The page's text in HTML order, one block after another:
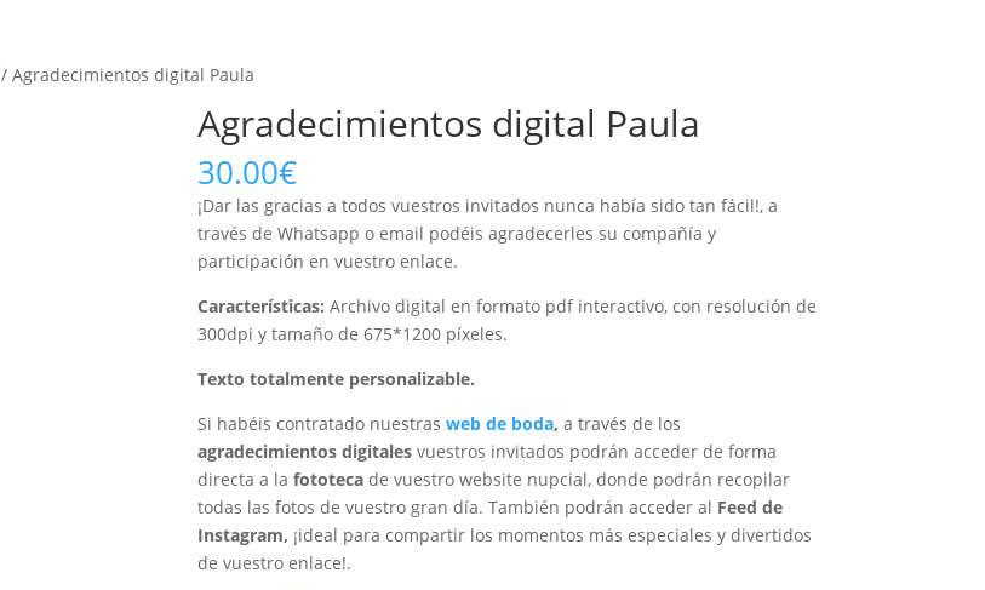
/ Agradecimientos digital Paula
Agradecimientos digital Paula
30.00€
¡Dar las gracias a todos vuestros invitados nunca había sido tan fácil!, a
través de Whatsapp o email podéis agradecerles su compañía y
participación en vuestro enlace.
Características: Archivo digital en formato pdf interactivo, con resolución de
300dpi y tamaño de 675*1200 píxeles.
Texto totalmente personalizable.
Si habéis contratado nuestras web de boda, a través de los
agradecimientos digitalesvuestros invitados podrán acceder de forma
directa a la fototecade vuestro website nupcial, donde podrán recopilar
todas las fotos de vuestro gran día. También podrán acceder al Feed de
Instagram, ¡ideal para compartir los momentos más especiales y divertidos
de vuestro enlace!.